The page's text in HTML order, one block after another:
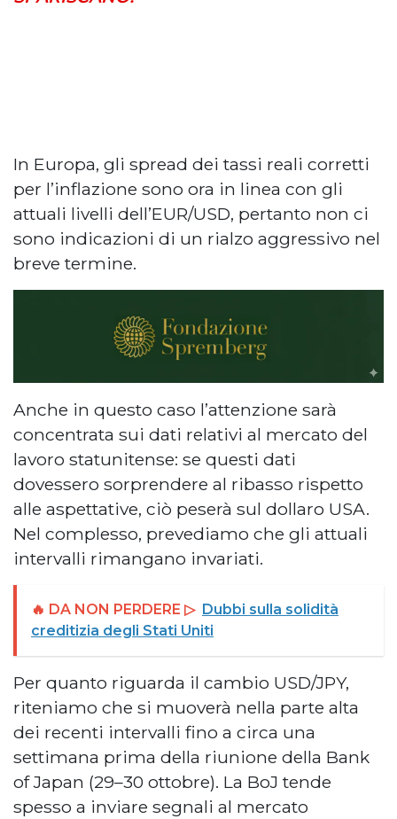
In Europa, gli spread dei tassi reali corretti
per l’inflazione sono ora in linea con gli
attuali livelli dell’EUR/USD, pertanto non ci
sono indicazioni di un rialzo aggressivo nel
breve termine.
Anche in questo caso l’attenzione sarà
concentrata sui dati relativi al mercato del
lavoro statunitense: se questi dati
dovessero sorprendere al ribasso rispetto
alle aspettative, ciò peserà sul dollaro USA.
Nel complesso, prevediamo che gli attuali
intervalli rimangano invariati.
🔥 DA NON PERDERE ▷ Dubbi sulla solidità
creditizia degli Stati Uniti
Per quanto riguarda il cambio USD/JPY,
riteniamo che si muoverà nella parte alta
dei recenti intervalli fino a circa una
settimana prima della riunione della Bank
of Japan (29–30 ottobre). La BoJ tende
spesso a inviare segnali al mercato